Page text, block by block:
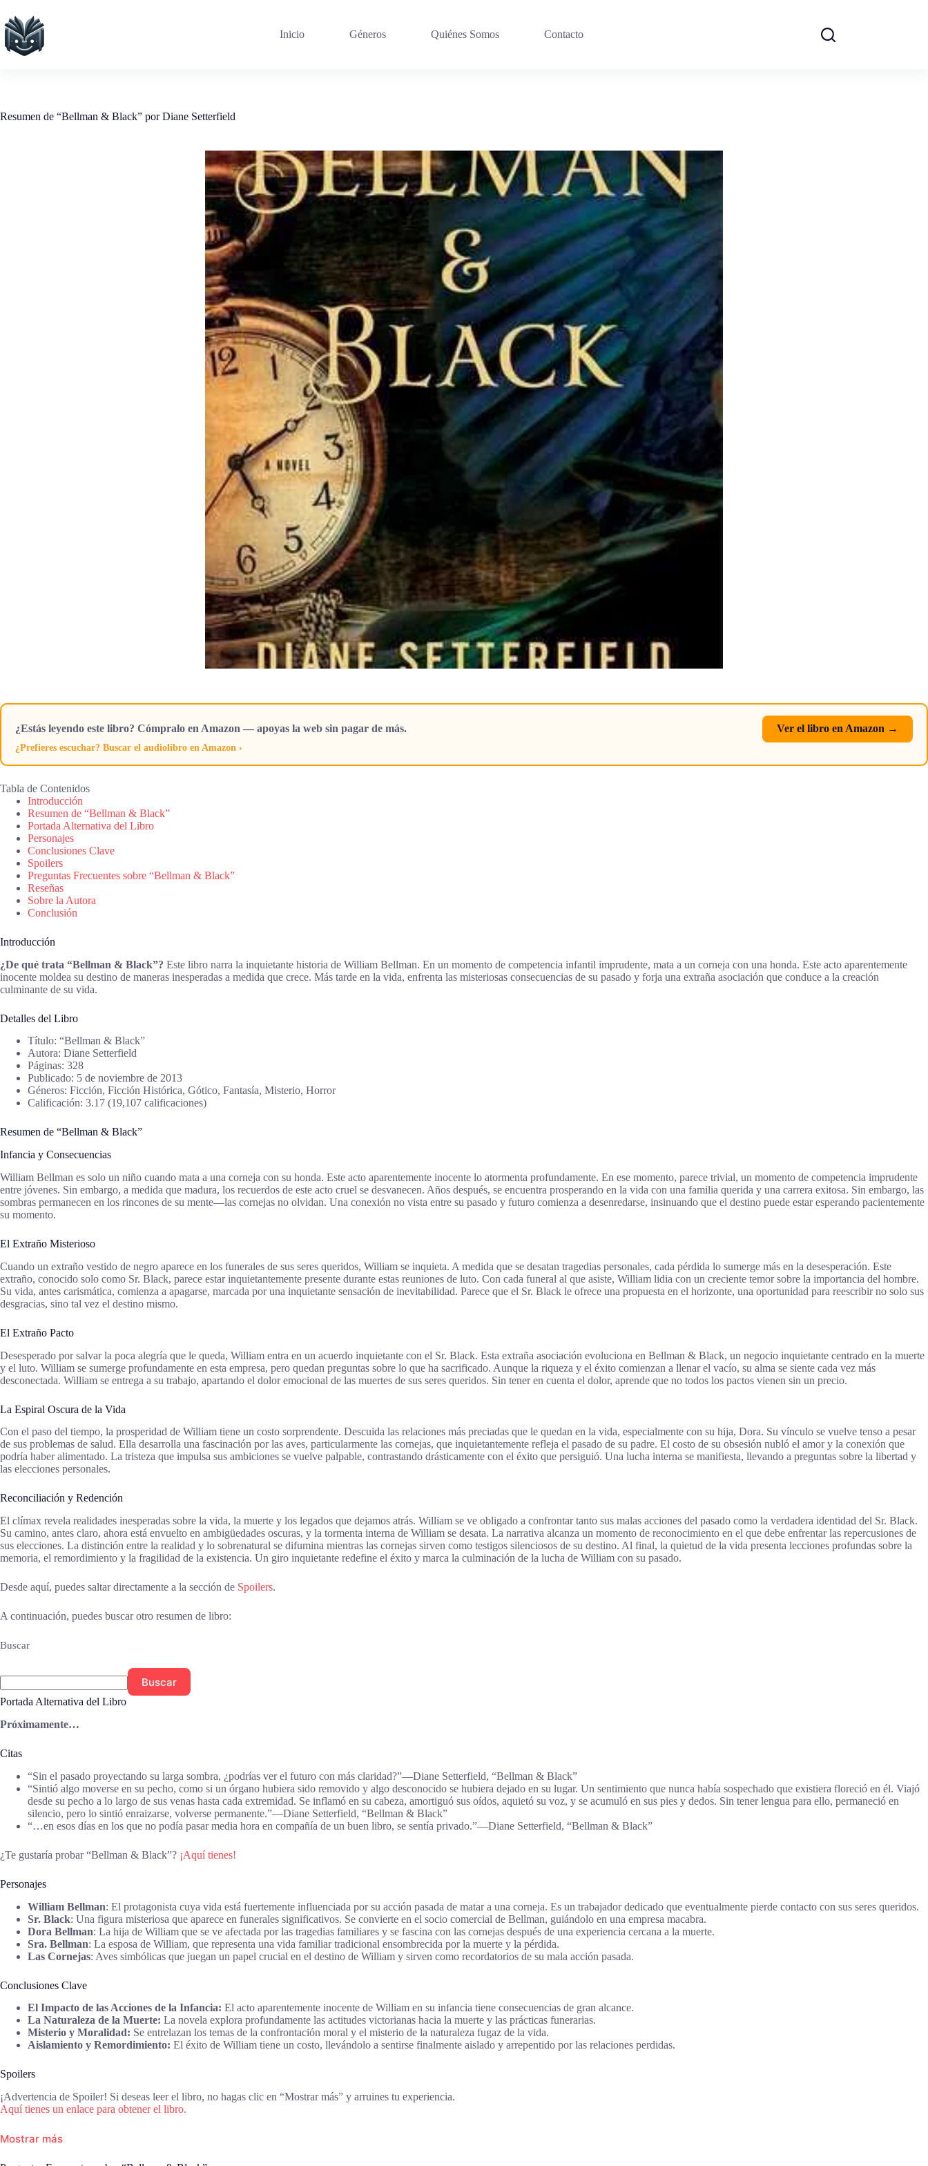
contenido
Inicio Géneros Quiénes Somos Contacto
Resumen de “Bellman & Black” por Diane Setterfield
¿Estás leyendo este libro? Cómpralo en Amazon — apoyas la web sin pagar de más. Ver el libro en Amazon →
¿Prefieres escuchar? Buscar el audiolibro en Amazon ›
Tabla de Contenidos
Introducción
Resumen de “Bellman & Black”
Portada Alternativa del Libro
Personajes
Conclusiones Clave
Spoilers
Preguntas Frecuentes sobre “Bellman & Black”
Reseñas
Sobre la Autora
Conclusión
Introducción
¿De qué trata “Bellman & Black”? Este libro narra la inquietante historia de William Bellman. En un momento de competencia infantil imprudente, mata a un corneja con una honda. Este acto aparentemente
inocente moldea su destino de maneras inesperadas a medida que crece. Más tarde en la vida, enfrenta las misteriosas consecuencias de su pasado y forja una extraña asociación que conduce a la creación
culminante de su vida.
Detalles del Libro
Título: “Bellman & Black”
Autora: Diane Setterfield
Páginas: 328
Publicado: 5 de noviembre de 2013
Géneros: Ficción, Ficción Histórica, Gótico, Fantasía, Misterio, Horror
Calificación: 3.17 (19,107 calificaciones)
Resumen de “Bellman & Black”
Infancia y Consecuencias
William Bellman es solo un niño cuando mata a una corneja con su honda. Este acto aparentemente inocente lo atormenta profundamente. En ese momento, parece trivial, un momento de competencia imprudente
entre jóvenes. Sin embargo, a medida que madura, los recuerdos de este acto cruel se desvanecen. Años después, se encuentra prosperando en la vida con una familia querida y una carrera exitosa. Sin embargo, las
sombras permanecen en los rincones de su mente—las cornejas no olvidan. Una conexión no vista entre su pasado y futuro comienza a desenredarse, insinuando que el destino puede estar esperando pacientemente
su momento.
El Extraño Misterioso
Cuando un extraño vestido de negro aparece en los funerales de sus seres queridos, William se inquieta. A medida que se desatan tragedias personales, cada pérdida lo sumerge más en la desesperación. Este
extraño, conocido solo como Sr. Black, parece estar inquietantemente presente durante estas reuniones de luto. Con cada funeral al que asiste, William lidia con un creciente temor sobre la importancia del hombre.
Su vida, antes carismática, comienza a apagarse, marcada por una inquietante sensación de inevitabilidad. Parece que el Sr. Black le ofrece una propuesta en el horizonte, una oportunidad para reescribir no solo sus
desgracias, sino tal vez el destino mismo.
El Extraño Pacto
Desesperado por salvar la poca alegría que le queda, William entra en un acuerdo inquietante con el Sr. Black. Esta extraña asociación evoluciona en Bellman & Black, un negocio inquietante centrado en la muerte
y el luto. William se sumerge profundamente en esta empresa, pero quedan preguntas sobre lo que ha sacrificado. Aunque la riqueza y el éxito comienzan a llenar el vacío, su alma se siente cada vez más
desconectada. William se entrega a su trabajo, apartando el dolor emocional de las muertes de sus seres queridos. Sin tener en cuenta el dolor, aprende que no todos los pactos vienen sin un precio.
La Espiral Oscura de la Vida
Con el paso del tiempo, la prosperidad de William tiene un costo sorprendente. Descuida las relaciones más preciadas que le quedan en la vida, especialmente con su hija, Dora. Su vínculo se vuelve tenso a pesar
de sus problemas de salud. Ella desarrolla una fascinación por las aves, particularmente las cornejas, que inquietantemente refleja el pasado de su padre. El costo de su obsesión nubló el amor y la conexión que
podría haber alimentado. La tristeza que impulsa sus ambiciones se vuelve palpable, contrastando drásticamente con el éxito que persiguió. Una lucha interna se manifiesta, llevando a preguntas sobre la libertad y
las elecciones personales.
Reconciliación y Redención
El clímax revela realidades inesperadas sobre la vida, la muerte y los legados que dejamos atrás. William se ve obligado a confrontar tanto sus malas acciones del pasado como la verdadera identidad del Sr. Black.
Su camino, antes claro, ahora está envuelto en ambigüedades oscuras, y la tormenta interna de William se desata. La narrativa alcanza un momento de reconocimiento en el que debe enfrentar las repercusiones de
sus elecciones. La distinción entre la realidad y lo sobrenatural se difumina mientras las cornejas sirven como testigos silenciosos de su destino. Al final, la quietud de la vida presenta lecciones profundas sobre la
memoria, el remordimiento y la fragilidad de la existencia. Un giro inquietante redefine el éxito y marca la culminación de la lucha de William con su pasado.
Desde aquí, puedes saltar directamente a la sección de Spoilers.
A continuación, puedes buscar otro resumen de libro:
Buscar
Buscar
Portada Alternativa del Libro
Próximamente…
Citas
“Sin el pasado proyectando su larga sombra, ¿podrías ver el futuro con más claridad?”―Diane Setterfield, “Bellman & Black”
“Sintió algo moverse en su pecho, como si un órgano hubiera sido removido y algo desconocido se hubiera dejado en su lugar. Un sentimiento que nunca había sospechado que existiera floreció en él. Viajó
desde su pecho a lo largo de sus venas hasta cada extremidad. Se inflamó en su cabeza, amortiguó sus oídos, aquietó su voz, y se acumuló en sus pies y dedos. Sin tener lengua para ello, permaneció en
silencio, pero lo sintió enraizarse, volverse permanente.”―Diane Setterfield, “Bellman & Black”
“…en esos días en los que no podía pasar media hora en compañía de un buen libro, se sentía privado.”―Diane Setterfield, “Bellman & Black”
¿Te gustaría probar “Bellman & Black”? ¡Aquí tienes!
Personajes
William Bellman: El protagonista cuya vida está fuertemente influenciada por su acción pasada de matar a una corneja. Es un trabajador dedicado que eventualmente pierde contacto con sus seres queridos.
Sr. Black: Una figura misteriosa que aparece en funerales significativos. Se convierte en el socio comercial de Bellman, guiándolo en una empresa macabra.
Dora Bellman: La hija de William que se ve afectada por las tragedias familiares y se fascina con las cornejas después de una experiencia cercana a la muerte.
Sra. Bellman: La esposa de William, que representa una vida familiar tradicional ensombrecida por la muerte y la pérdida.
Las Cornejas: Aves simbólicas que juegan un papel crucial en el destino de William y sirven como recordatorios de su mala acción pasada.
Conclusiones Clave
El Impacto de las Acciones de la Infancia: El acto aparentemente inocente de William en su infancia tiene consecuencias de gran alcance.
La Naturaleza de la Muerte: La novela explora profundamente las actitudes victorianas hacia la muerte y las prácticas funerarias.
Misterio y Moralidad: Se entrelazan los temas de la confrontación moral y el misterio de la naturaleza fugaz de la vida.
Aislamiento y Remordimiento: El éxito de William tiene un costo, llevándolo a sentirse finalmente aislado y arrepentido por las relaciones perdidas.
Spoilers
¡Advertencia de Spoiler! Si deseas leer el libro, no hagas clic en “Mostrar más” y arruines tu experiencia.
Aquí tienes un enlace para obtener el libro.
Mostrar más